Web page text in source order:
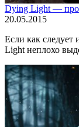
Dying Light —
20.05.2015
Если как
Light неплохо